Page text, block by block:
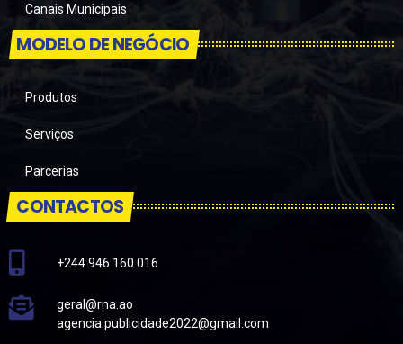
Canais Municipais
MODELO DE NEGÓCIO
Produtos
Serviços
Parcerias
CONTACTOS
+244 946 160 016
geral@rna.ao
agencia.publicidade2022@gmail.com